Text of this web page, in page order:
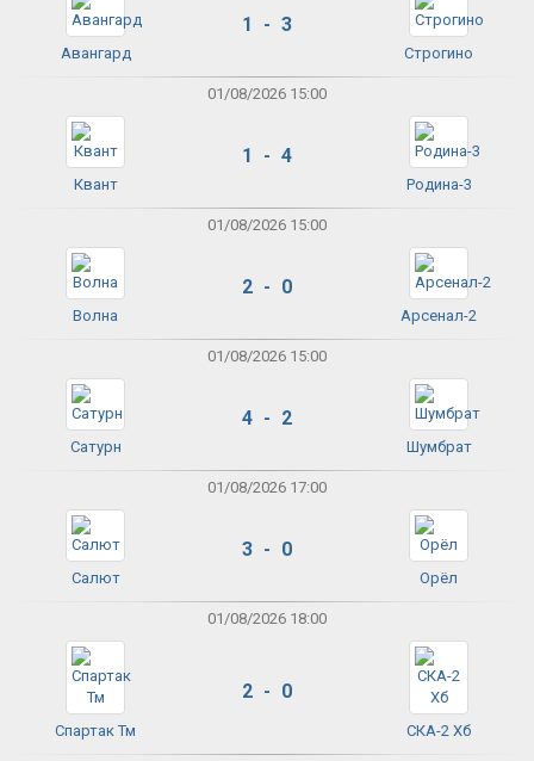
Авангард
1 - 3
Строгино
01/08/2026 15:00
Квант
1 - 4
Родина-3
01/08/2026 15:00
Волна
2 - 0
Арсенал-2
01/08/2026 15:00
Сатурн
4 - 2
Шумбрат
01/08/2026 17:00
Салют
3 - 0
Орёл
01/08/2026 18:00
Спартак Тм
2 - 0
СКА-2 Хб